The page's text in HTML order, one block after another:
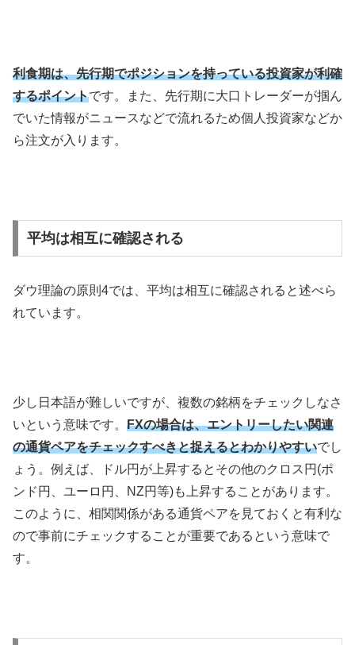
利食期は、先行期でポジションを持っている投資家が利確
するポイントです。また、先行期に大口トレーダーが掴ん
でいた情報がニュースなどで流れるため個人投資家などか
ら注文が入ります。
平均は相互に確認される
ダウ理論の原則 4では、平均は相互に確認されると述べら
れています。
少し日本語が難しいですが、複数の銘柄をチェックしなさ
いという意味です。 FXの場合は、エントリーしたい関連
の通貨ペアをチェックすべきと捉えるとわかりやすいでし
ょう。例えば、ドル円が上昇するとその他のクロス円 (ポ
ンド円、ユーロ円、
NZ円等)も上昇することがあります。
このように、相関関係がある通貨ペアを見ておくと有利な
ので事前にチェックすることが重要であるという意味で
す。